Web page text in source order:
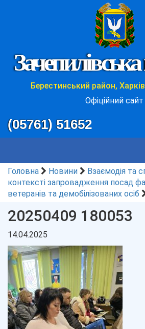
Берестинський район,
Офіційний сайт
(05761) 51652
Головна
Новини
Взаємодія та
контексті запровадження посад
ветеранів та демобілізованих осіб
20250409 180053
14.04.2025